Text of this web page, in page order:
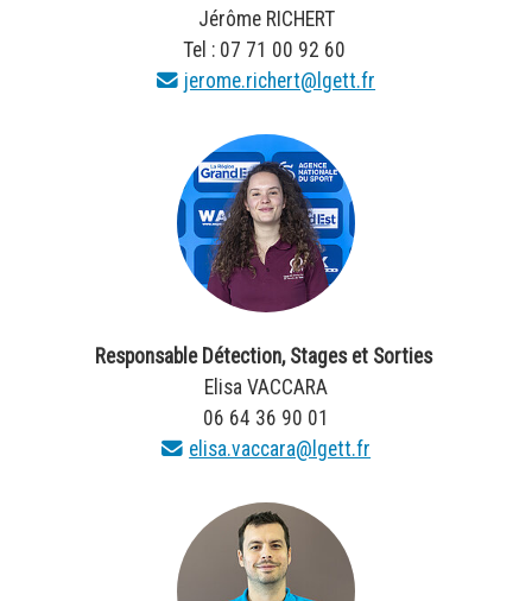
Jérôme RICHERT
Tel : 07 71 00 92 60
jerome.richert@lgett.fr
Responsable Détection, Stages et Sorties
Elisa VACCARA
06 64 36 90 01
elisa.vaccara@lgett.fr